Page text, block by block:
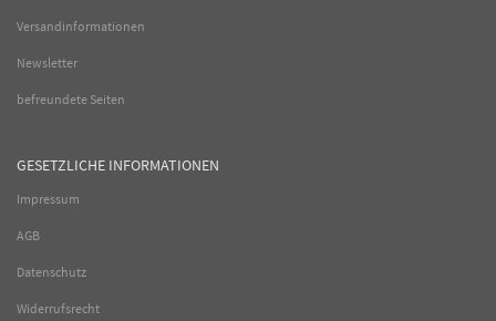
Versandinformationen
Newsletter
befreundete Seiten
GESETZLICHE INFORMATIONEN
Impressum
AGB
Datenschutz
Widerrufsrecht